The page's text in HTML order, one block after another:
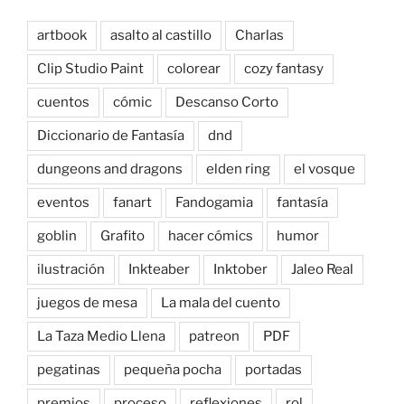
artbook asalto al castillo Charlas
Clip Studio Paint colorear cozy fantasy
cuentos cómic Descanso Corto
Diccionario de Fantasía dnd
dungeons and dragons elden ring el vosque
eventos fanart Fandogamia fantasía
goblin Grafito hacer cómics humor
ilustración Inkteaber Inktober Jaleo Real
juegos de mesa La mala del cuento
La Taza Medio Llena patreon PDF
pegatinas pequeña pocha portadas